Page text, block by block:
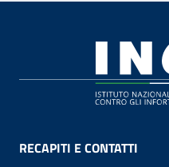
RECAPITI E CONTATTI